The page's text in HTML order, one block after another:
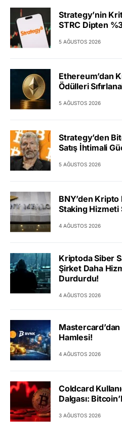
Strategy’nin
STRC Dipten
5 AĞUSTOS 2026
Ethereum’dan
Ödülleri
5 AĞUSTOS 2026
Strategy’den
Satış İhtimali
5 AĞUSTOS 2026
BNY’den
Staking Hizmeti
4 AĞUSTOS 2026
Kriptoda Siber
Şirket Daha
Durdurdu!
4 AĞUSTOS 2026
Hamlesi!
4 AĞUSTOS 2026
Coldcard
Dalgası:
3 AĞUSTOS 2026